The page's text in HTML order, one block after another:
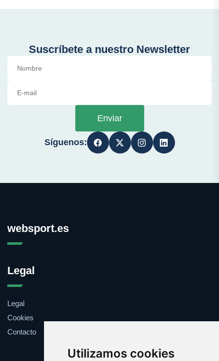
Utilizamos cookies
Suscríbete a nuestro Newsletter
Enviar
Síguenos:
websport.es
Legal
Legal
Cookies
Contacto